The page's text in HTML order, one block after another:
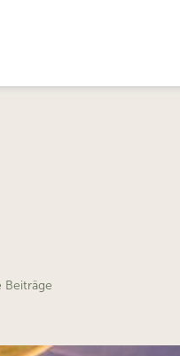
Beiträge